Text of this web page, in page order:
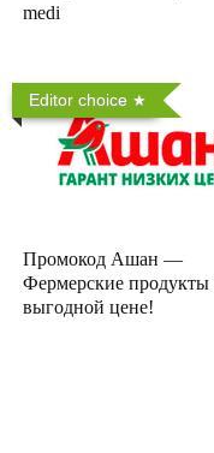
medi
Editor choice
Промокод Ашан —
Фермерские продукты
выгодной цене!